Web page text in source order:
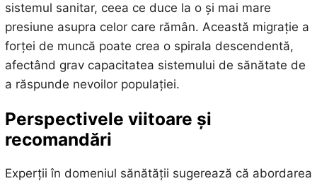
sistemul sanitar, ceea ce duce la o și mai mare
presiune asupra celor care rămân. Această migrație a
forței de muncă poate crea o spirala descendentă,
afectând grav capacitatea sistemului de sănătate de
a răspunde nevoilor populației.
Perspectivele viitoare și
recomandări
Experții în domeniul sănătății sugerează că abordarea